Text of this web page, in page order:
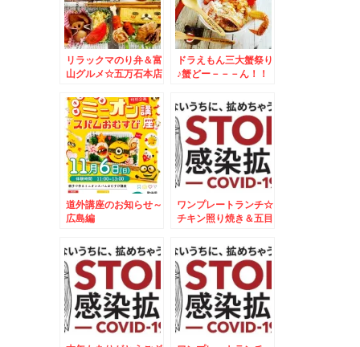
リラックマのり弁＆富
山グルメ☆五万石本店
ドラえもん三大蟹祭り
♪蟹どー－－－ん！！
みベーススープカレー
が美味しすぎる！！
道外講座のお知らせ～
広島編
ワンプレートランチ☆
チキン照り焼き＆五目
ート☆